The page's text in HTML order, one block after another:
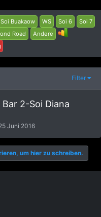
Soi Buakaow WS Soi 6
Soi 7
Road
Andere
Filter
2-Soi Diana
Juni 2016
um hier zu schreiben.